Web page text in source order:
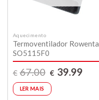
Aquecimento
Termoventilador Rowenta
SO5115F0
€ 67.00
O
preço
original
era:
€67.00.
€ 39.99O
LER MAIS